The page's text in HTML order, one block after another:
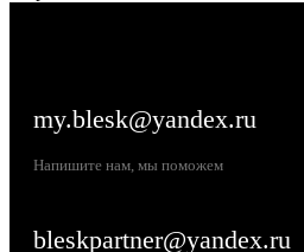
my.blesk@yandex.ru
Напишите нам, мы поможем
bleskpartner@yandex.ru